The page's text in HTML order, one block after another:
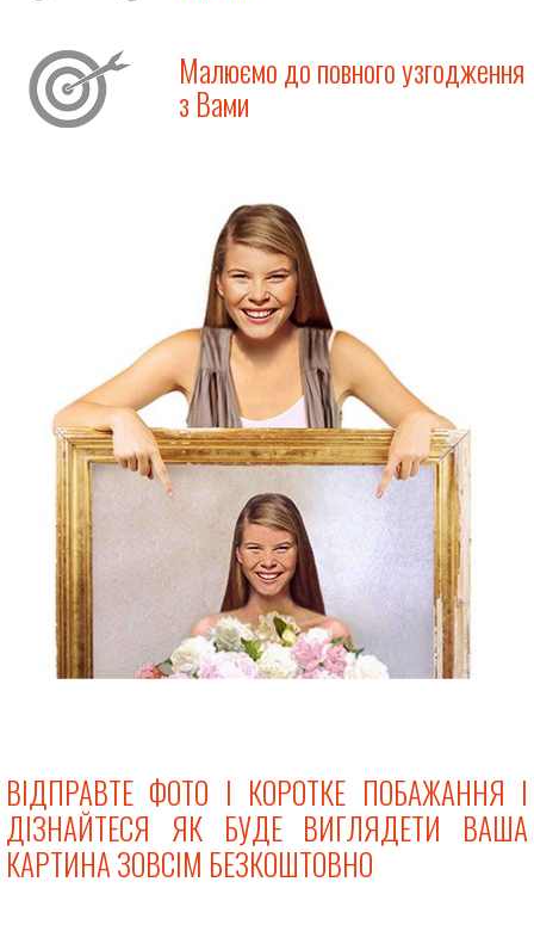
Малюємо до повного узгодження
з Вами
ВІДПРАВТЕ ФОТО І КОРОТКЕ ПОБАЖАННЯ І
ДІЗНАЙТЕСЯ ЯК БУДЕ ВИГЛЯДЕТИ ВАША
КАРТИНА ЗОВСІМ БЕЗКОШТОВНО